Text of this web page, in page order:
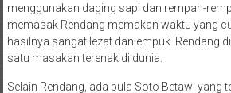
menggunakan daging sapi dan rempah-
memasak Rendang memakan waktu yang
hasilnya sangat lezat dan empuk. Rendang
satu masakan terenak di dunia.
Selain Rendang, ada pula Soto Betawi yang